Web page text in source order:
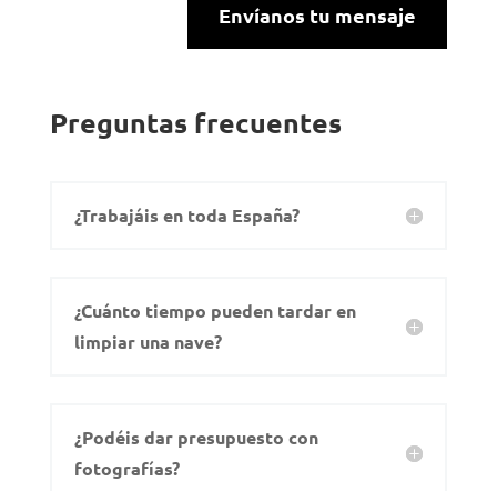
Envíanos tu mensaje
Preguntas frecuentes
¿Trabajáis en toda España?
¿Cuánto tiempo pueden tardar en
limpiar una nave?
¿Podéis dar presupuesto con
fotografías?